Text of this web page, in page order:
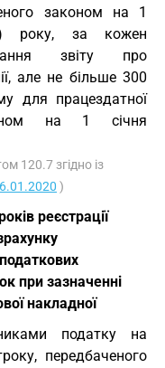
законом на 1
року, за кожен
звіту про
але не більше 300
для працездатної
на 1 січня
120.7 згідно із
)
реєстрації
при зазначенні
накладної
податку на
передбаченого